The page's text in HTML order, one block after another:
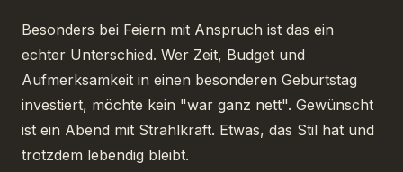
Besonders bei Feiern mit Anspruch ist das ein
echter Unterschied. Wer Zeit, Budget und
Aufmerksamkeit in einen besonderen Geburtstag
investiert, möchte kein "war ganz nett". Gewünscht
ist ein Abend mit Strahlkraft. Etwas, das Stil hat und
trotzdem lebendig bleibt.